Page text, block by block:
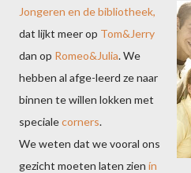
Jongeren en de bibliotheek,
dat lijkt meer op Tom&Jerry
dan op Romeo&Julia. We
hebben al afge-leerd ze naar
binnen te willen lokken met
specialecorners.
We weten dat we vooral ons
gezicht moeten laten zien ín